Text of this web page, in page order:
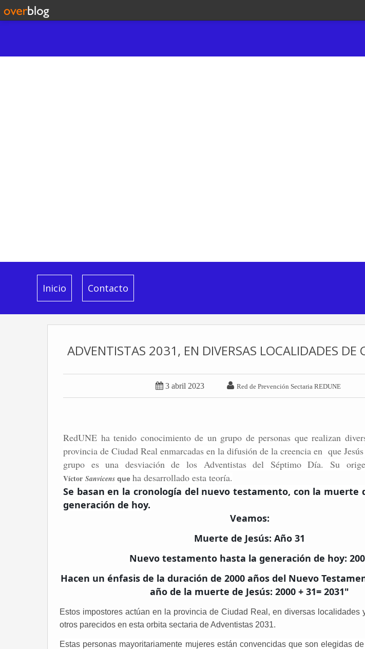
Inicio Contacto
ADVENTISTAS 2031, EN DIVERSAS LOCALIDADES DE
 3 abril 2023  Red de Prevención Sectaria REDUNE
RedUNE ha tenido conocimiento de un grupo de personas que realizan
provincia de Ciudad Real enmarcadas en la difusión de la creencia en que
grupo es una desviación de los Adventistas del Séptimo Día. Su
Víctor Sanvicens que ha desarrollado esta teoría.
Se basan en la cronología del nuevo testamento, con la muerte
generación de hoy.
Veamos:
Muerte de Jesús: Año 31
Nuevo testamento hasta la generación de hoy:
Hacen un énfasis de la duración de 2000 años del Nuevo
año de la muerte de Jesús: 2000 + 31= 2031"
Estos impostores actúan en la provincia de Ciudad Real, en diversas localidades
otros parecidos en esta orbita sectaria de Adventistas 2031.
Estas personas mayoritariamente mujeres están convencidas que son elegidas